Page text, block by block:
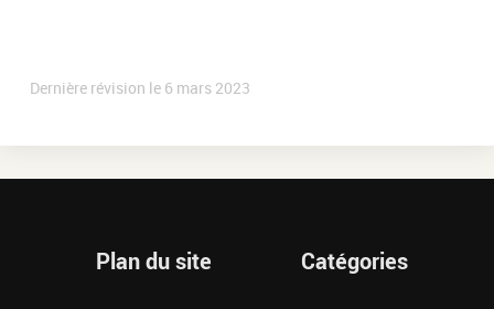
Dernière révision le 6 mars 2023
Plan du site Catégories